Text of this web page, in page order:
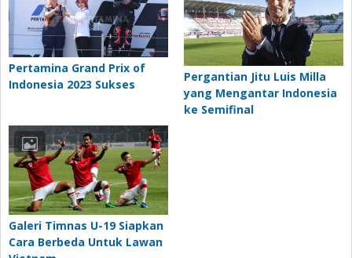
Pertamina Grand Prix of
Indonesia 2023 Sukses
Pergantian Jitu Luis Milla
yang Mengantar Indonesia
ke Semifinal
Galeri Timnas U-19 Siapkan
Cara Berbeda Untuk Lawan